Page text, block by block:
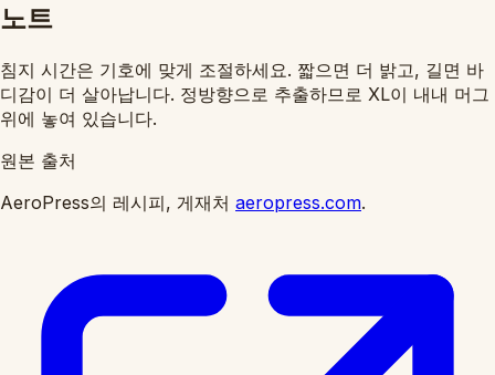
노트
침지 시간은 기호에 맞게 조절하세요. 짧으면 더 밝고, 길면 바
디감이 더 살아납니다. 정방향으로 추출하므로 XL이 내내 머그
위에 놓여 있습니다.
원본 출처
AeroPress의 레시피, 게재처 aeropress.com.